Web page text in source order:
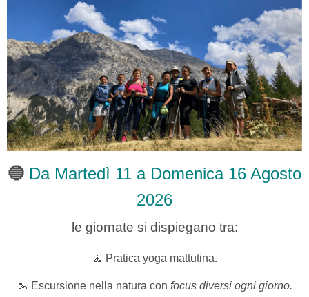
🔵 Da Martedì 11 a Domenica 16 Agosto
2026
le giornate si dispiegano tra:
🧘 Pratica yoga mattutina.
🥾 Escursione nella natura con focus diversi ogni giorno.